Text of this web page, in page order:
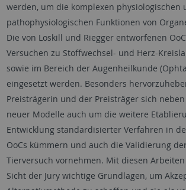
werden, um die komplexen physiologischen
pathophysiologischen Funktionen von
Die von Loskill und Riegger entworfenen
Versuchen zu Stoffwechsel- und Herz-
sowie im Bereich der Augenheilkunde
eingesetzt werden. Besonders
Preisträgerin und der Preisträger sich
neuer Modelle auch um die weitere
Entwicklung standardisierter Verfahren in
OoCs kümmern und auch die Validierung
Tierversuch vornehmen. Mit diesen
Sicht der Jury wichtige Grundlagen, um